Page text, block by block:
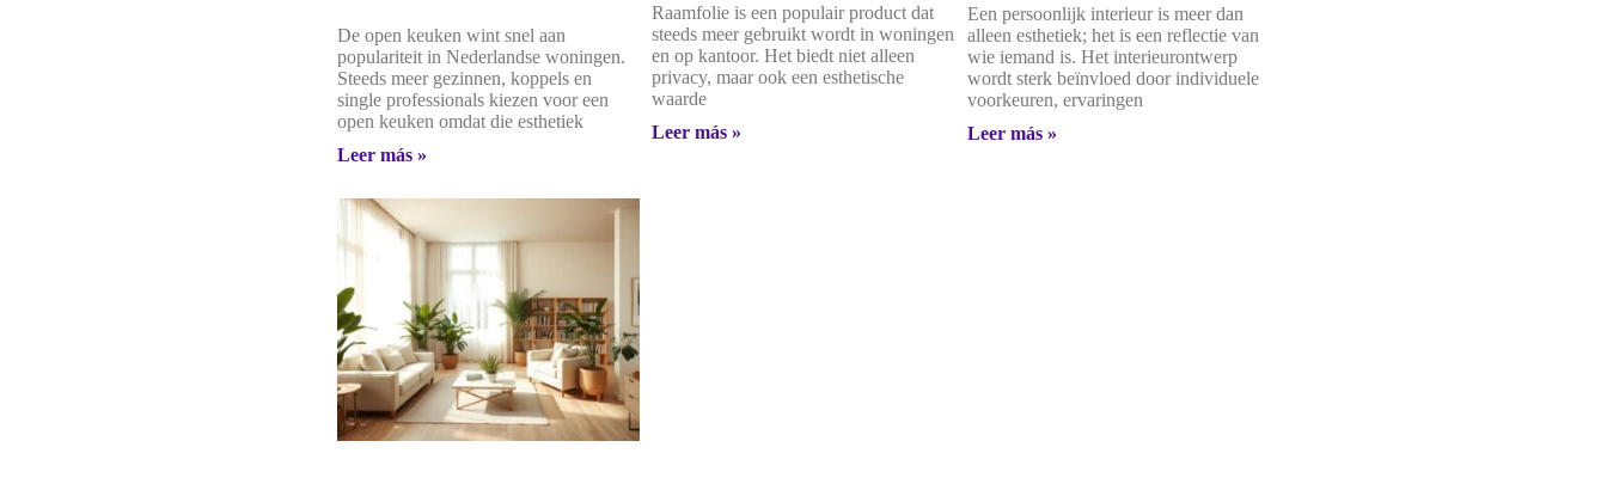
De open keuken wint snel aan
populariteit in Nederlandse woningen.
Steeds meer gezinnen, koppels en
single professionals kiezen voor een
open keuken omdat die esthetiek
Leer más »
Raamfolie is een populair product dat
steeds meer gebruikt wordt in woningen
en op kantoor. Het biedt niet alleen
privacy, maar ook een esthetische
waarde
Leer más »
Een persoonlijk interieur is meer dan
alleen esthetiek; het is een reflectie van
wie iemand is. Het interieurontwerp
wordt sterk beïnvloed door individuele
voorkeuren, ervaringen
Leer más »